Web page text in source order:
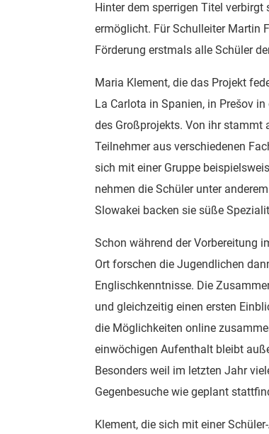
Hinter dem sperrigen Titel
ermöglicht. Für Schulleiter Martin
Förderung erstmals alle Schüler
Maria Klement, die das Projekt
La Carlota in Spanien, in Prešov
des Großprojekts. Von ihr stammt
Teilnehmer aus verschiedenen
sich mit einer Gruppe
nehmen die Schüler unter
Slowakei backen sie süße
Schon während der Vorbereitung
Ort forschen die Jugendlichen
Englischkenntnisse. Die
und gleichzeitig einen ersten
die Möglichkeiten online
einwöchigen Aufenthalt bleibt
Besonders weil im letzten Jahr
Gegenbesuche wie geplant
Klement, die sich mit einer